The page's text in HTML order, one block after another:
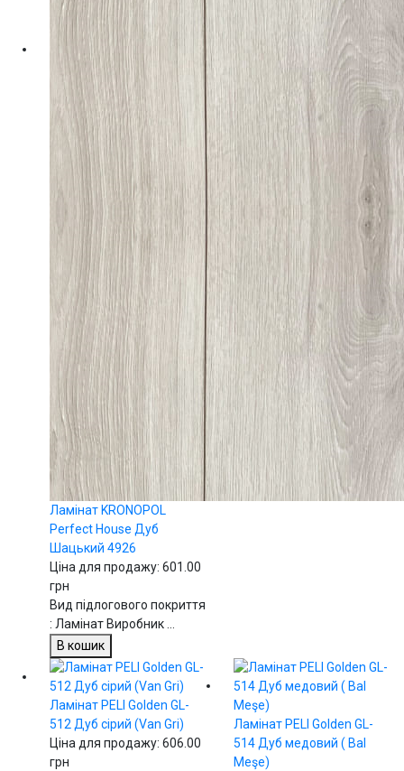
Ламінат KRONOPOL
Perfect House Дуб
Шацький 4926
Ціна для продажу: 601.00
грн
Вид підлогового покриття
: Ламінат Виробник ...
В кошик
Ламінат PELI Golden GL-
512 Дуб сірий (Van Gri)
Ціна для продажу: 606.00
грн
Ламінат PELI Golden GL-
514 Дуб медовий ( Bal
Meşe)